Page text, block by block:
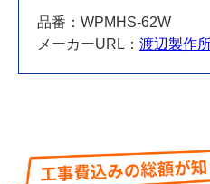
品番：WPMHS-62W
メーカーURL： 渡辺製作